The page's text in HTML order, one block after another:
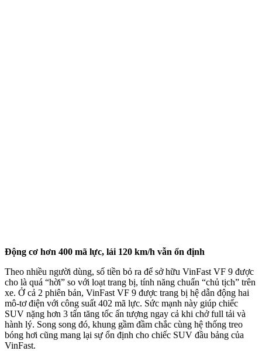
Động cơ hơn 400 mã lực, lái 120 km/h vẫn ổn định
Theo nhiều người dùng, số tiền bỏ ra để sở hữu VinFast VF 9 được
cho là quá “hời” so với loạt trang bị, tính năng chuẩn “chủ tịch” trên
xe. Ở cả 2 phiên bản, VinFast VF 9 được trang bị hệ dẫn động hai
mô-tơ điện với công suất 402 mã lực. Sức mạnh này giúp chiếc
SUV nặng hơn 3 tấn tăng tốc ấn tượng ngay cả khi chở full tải và
hành lý. Song song đó, khung gầm đầm chắc cùng hệ thống treo
bóng hơi cũng mang lại sự ổn định cho chiếc SUV đầu bảng của
VinFast.